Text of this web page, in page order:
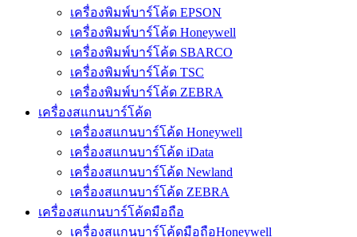
เครื่องพิมพ์บาร์โค้ด EPSON
เครื่องพิมพ์บาร์โค้ด Honeywell
เครื่องพิมพ์บาร์โค้ด SBARCO
เครื่องพิมพ์บาร์โค้ด TSC
เครื่องพิมพ์บาร์โค้ด ZEBRA
เครื่องสแกนบาร์โค้ด
เครื่องสแกนบาร์โค้ด Honeywell
เครื่องสแกนบาร์โค้ด iData
เครื่องสแกนบาร์โค้ด Newland
เครื่องสแกนบาร์โค้ด ZEBRA
เครื่องสแกนบาร์โค้ดมือถือ
เครื่องสแกนบาร์โค้ดมือถือHoneywell